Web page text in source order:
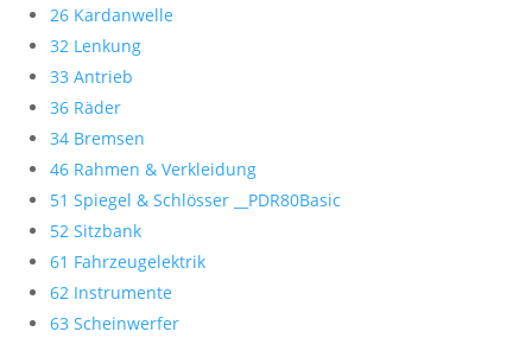
26 Kardanwelle
32 Lenkung
33 Antrieb
36 Räder
34 Bremsen
46 Rahmen & Verkleidung
51 Spiegel & Schlösser __PDR80Basic
52 Sitzbank
61 Fahrzeugelektrik
62 Instrumente
63 Scheinwerfer